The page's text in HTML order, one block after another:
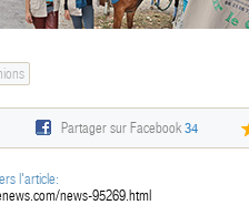
Partager sur Facebook34
l'article:
news-95269.html